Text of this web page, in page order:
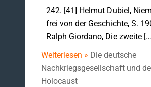
242. [41] Helmut Dubiel,
frei von der Geschichte, S.
Ralph Giordano, Die zweite
Weiterlesen » Die deutsche
Nachkriegsgesellschaft und
Holocaust